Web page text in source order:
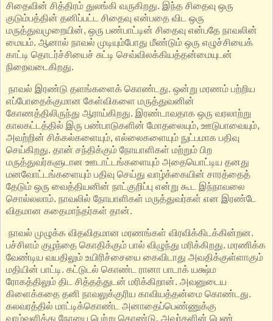
சிதைவின் சித்திரம் துலங்கி வருகிறது. இந்த சிதைவு ஒரு
குடும்பத்தின் தனிப்பட்ட சிதைவு என்பதை விட ஒரு
மருத்துவமுறையின், ஒரு பண்பாட்டின் சிதைவு என்பதே நாவலின்
மையம். ஆனால் நாவல் முடியும்போது மீண்டும் ஒரு எழுச்சியைக்
காட்டி தொடர்ச்சியைச் சுட்டி செவ்விலக்கியத்தன்மையுடன்
நிறைவடைகிறது.
நாவல் இரண்டு தளங்களைக் கொண்டது. ஒன்று மரணம் பற்றிய
எப்போதைக்குமான கேள்விகளை மருத்துவனின்
கோணத்திலிருந்து ஆராய்கிறது. இரண்டாவதாக ஒரு வரலாற்று
காலகட்டத்தில் இரு பண்பாடுகளின் மோதலையும், ஊடுபாவையும்,
அவற்றின் சிக்கல்களையும், எல்லைகளையும் நுட்பமாக பதிவு
செய்கிறது. தான் சந்திக்கும் நோயாளிகள் மற்றும் பிற
மருத்துவர்களுடான ஊடாட்டங்களையும் அதையொட்டிய தனது
மனவோட்டங்களையும் பதிவு செய்து வாழ்க்கையின் சாரத்தைத்
தேடும் ஒரு வைத்தியனின் நாட்குறிப்பு என்று கூட இந்நாவலை
சொல்லலாம். நாவலில் நோயாளிகள் மருத்துவர்கள் என இரண்டே
விதமான கதைமாந்தர்கள் தான்.
நாவல் முழுக்க விதவிதமான மரணங்கள் விரவிக்கிடக்கின்றன.
பச்சிளம் குழந்தை கொதிக்கும் பால் விழுந்து மரிக்கிறது. மரணிக்க
வேண்டிய வயதிலும் உயிரிச்சையை கைவிடாது அவதிக்குள்ளாகும்
மதியின் பாட்டி. கட்டுடல் கொண்ட ரானா பாடாக் யக்ஷ்ம
ரோகத்திலும் திட சித்தத்துடன் மரிக்கிறான். அவனுடைய
கிளைக்கதை தனி நாவலுக்குரிய காவியத்தன்மை கொண்டது.
கலவரத்தில் மாட்டிக்கொண்ட அனாதைப்பெண்ணுக்கு
வாழ்வளித்து நோயை பெற்று கொண்டு, அவர்களின் பெண்